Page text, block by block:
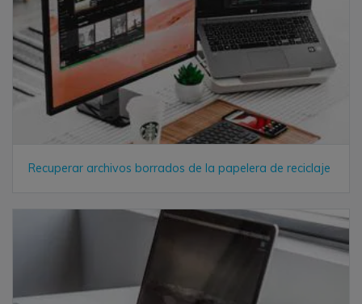
Recuperar archivos borrados de la papelera de reciclaje